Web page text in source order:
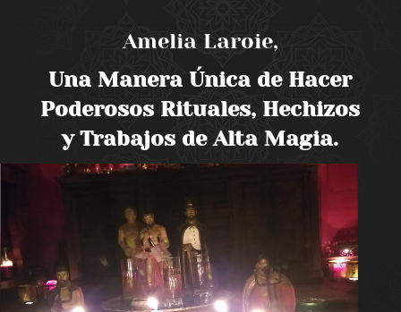
Amelia Laroie,
Una Manera Única de Hacer
Poderosos Rituales, Hechizos
y Trabajos de Alta Magia.